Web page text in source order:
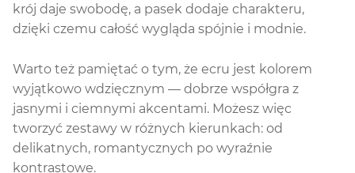
krój daje swobodę, a pasek dodaje charakteru,
dzięki czemu całość wygląda spójnie i modnie.
Warto też pamiętać o tym, że ecru jest kolorem
wyjątkowo wdzięcznym — dobrze współgra z
jasnymi i ciemnymi akcentami. Możesz więc
tworzyć zestawy w różnych kierunkach: od
delikatnych, romantycznych po wyraźnie
kontrastowe.